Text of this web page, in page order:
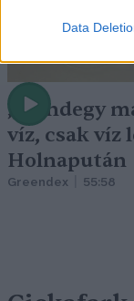
Data
„Mindegy
víz, csak víz
Holnapután
Greendex 55:58